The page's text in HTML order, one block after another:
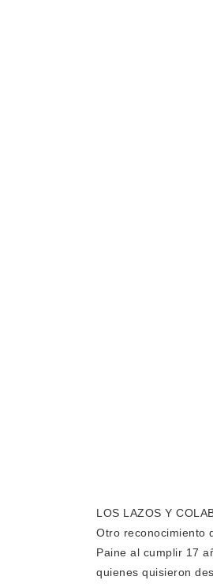
LOS LAZOS Y
Otro reconocimiento
Paine al cumplir 17
quienes quisieron